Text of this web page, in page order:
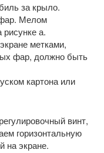
за крыло.
Мелом
рисунке а.
метками,
фар, должно быть
картона или
винт,
горизонтальную
на экране.